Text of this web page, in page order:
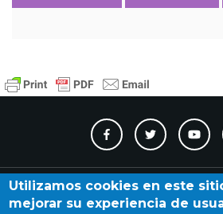
Contacto Accesibilidad Directorio
Utilizamos cookies en este
mejorar su experiencia de